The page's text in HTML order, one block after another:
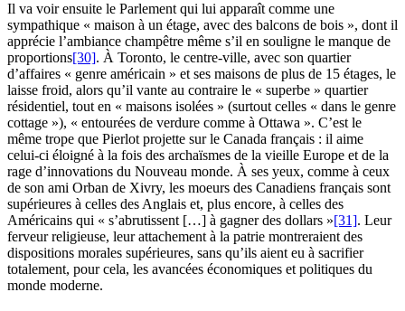
Il va voir ensuite le Parlement qui lui apparaît comme une
sympathique « maison à un étage, avec des balcons de bois », dont il
apprécie l’ambiance champêtre même s’il en souligne le manque de
proportions[30]. À Toronto, le centre-ville, avec son quartier
d’affaires « genre américain » et ses maisons de plus de 15 étages, le
laisse froid, alors qu’il vante au contraire le « superbe » quartier
résidentiel, tout en « maisons isolées » (surtout celles « dans le genre
cottage »), « entourées de verdure comme à Ottawa ». C’est le
même trope que Pierlot projette sur le Canada français : il aime
celui-ci éloigné à la fois des archaïsmes de la vieille Europe et de la
rage d’innovations du Nouveau monde. À ses yeux, comme à ceux
de son ami Orban de Xivry, les moeurs des Canadiens français sont
supérieures à celles des Anglais et, plus encore, à celles des
Américains qui « s’abrutissent […] à gagner des dollars »[31]. Leur
ferveur religieuse, leur attachement à la patrie montreraient des
dispositions morales supérieures, sans qu’ils aient eu à sacrifier
totalement, pour cela, les avancées économiques et politiques du
monde moderne.